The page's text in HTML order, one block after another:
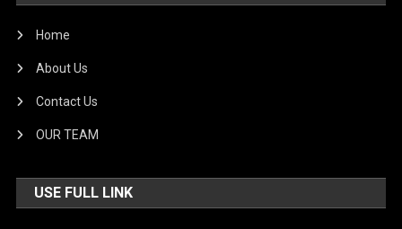
Home
About Us
Contact Us
OUR TEAM
USE FULL LINK